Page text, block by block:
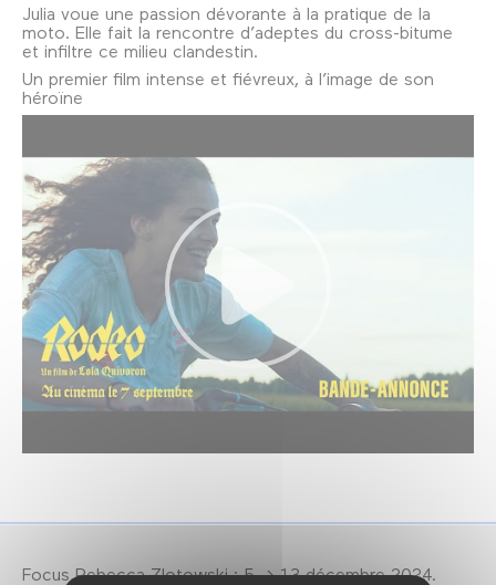
Julia voue une passion dévorante à la pratique de la
moto. Elle fait la rencontre d’adeptes du cross-bitume
et infiltre ce milieu clandestin.
Un premier film intense et fiévreux, à l’image de son
héroïne
Focus Rebecca Zlotowski : 5 → 13 décembre 2024.